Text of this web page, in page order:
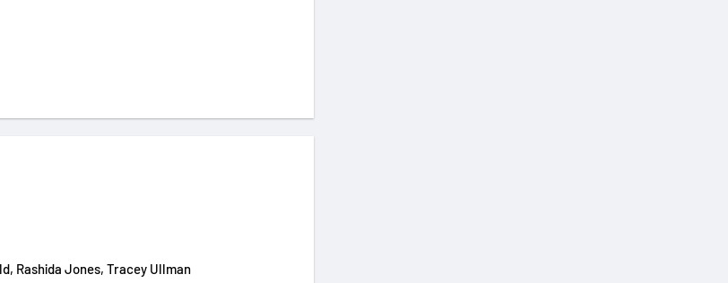
Hailee Steinfeld, Rashida Jones, Tracey Ullman